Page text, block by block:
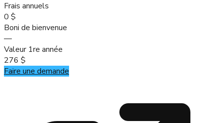
Frais annuels
0 $
Boni de bienvenue
—
Valeur 1re année
276 $
Faire une demande